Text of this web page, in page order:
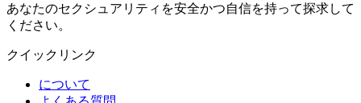
あなたのセクシュアリティを安全かつ自信を持って探求して
ください。
クイックリンク
について